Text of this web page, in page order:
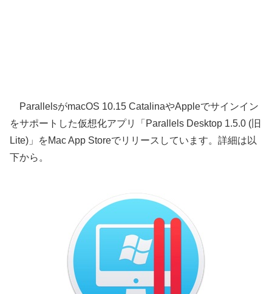
ParallelsがmacOS 10.15 CatalinaやAppleでサインイン
をサポートした仮想化アプリ「Parallels Desktop 1.5.0 (旧
Lite)」をMac App Storeでリリースしています。詳細は以
下から。